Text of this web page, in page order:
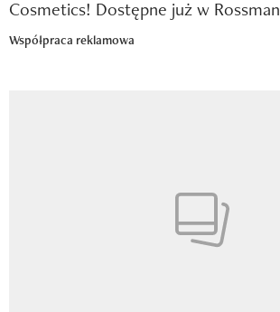
Cosmetics! Dostępne już w
Współpraca reklamowa